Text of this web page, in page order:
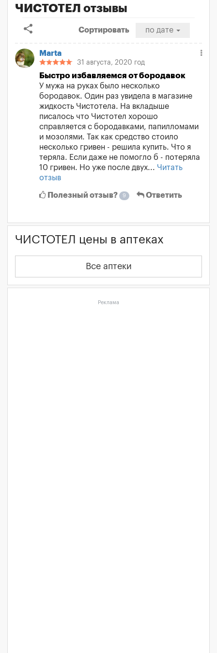
ЧИСТОТЕЛ отзывы
share
Сортировать по дате
Marta
31 августа, 2020 год
Быстро избавляемся от бородавок
У мужа на руках было несколько
бородавок. Один раз увидела в магазине
жидкость Чистотела. На вкладыше
писалось что Чистотел хорошо
справляется с бородавками, папилломами
и мозолями. Так как средство стоило
несколько гривен - решила купить. Что я
теряла. Если даже не помогло б - потеряла
10 гривен. Но уже после двух... Читать
отзыв
Полезный отзыв? 9 Ответить
ЧИСТОТЕЛ цены в аптеках
Все аптеки
Реклама